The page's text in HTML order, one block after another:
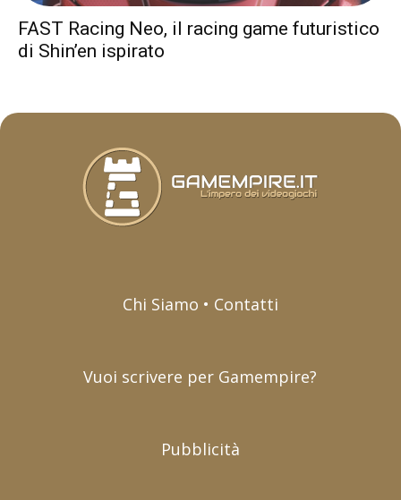
FAST Racing Neo, il racing game futuristico
di Shin’en ispirato
Chi Siamo • Contatti
Vuoi scrivere per Gamempire?
Pubblicità